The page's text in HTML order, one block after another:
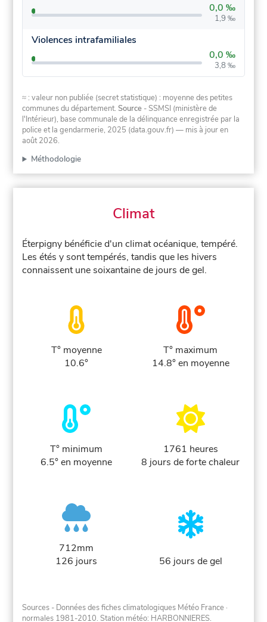
0,0 ‰
1,9 ‰
Violences intrafamiliales
0,0 ‰
3,8 ‰
≈ : valeur non publiée (secret statistique) : moyenne des petites
communes du département.Source - SSMSI (ministère de
l'Intérieur), base communale de la délinquance enregistrée par la
police et la gendarmerie, 2025 (data.gouv.fr) — mis à jour en
août 2026.
Méthodologie
Climat
Éterpigny bénéficie d'un climat océanique, tempéré.
Les étés y sont tempérés, tandis que les hivers
connaissent une soixantaine de jours de gel.
T° moyenne
10.6°
T° maximum
14.8° en moyenne
T° minimum
6.5° en moyenne
1761 heures
8 jours de forte chaleur
712mm
126 jours
56 jours de gel
Sources - Données des fiches climatologiques Météo France ·
normales 1981-2010. Station météo: HARBONNIERES.